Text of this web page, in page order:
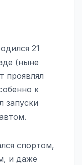
21
(ныне
проявлял
к
запуски
спортом,
и даже